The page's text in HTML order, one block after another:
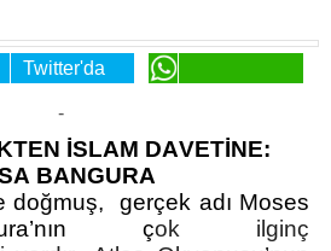
Twitter'da
-
İSLAM DAVETİNE:
BANGURA
doğmuş,
gerçek adı Moses
çok ilginç